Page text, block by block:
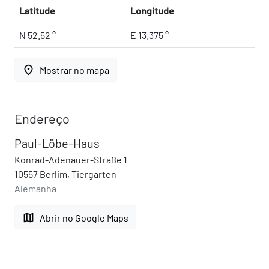
Latitude Longitude
N 52.52 ° E 13.375 °
place Mostrar no mapa
Endereço
Paul-Löbe-Haus
Konrad-Adenauer-Straße 1
10557 Berlim, Tiergarten
Alemanha
map Abrir no Google Maps